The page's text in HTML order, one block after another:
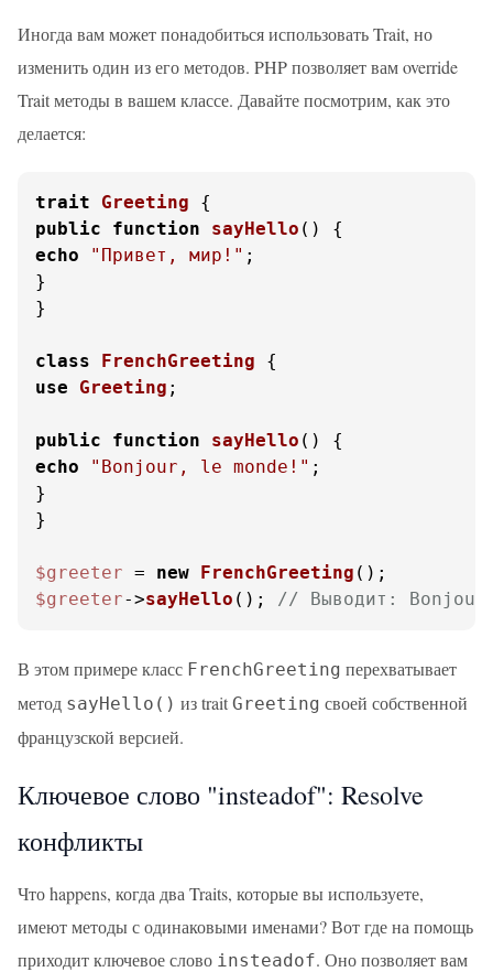
Иногда вам может понадобиться использовать Trait, но
изменить один из его методов. PHP позволяет вам override
Trait методы в вашем классе. Давайте посмотрим, как это
делается:
trait Greeting
public
function sayHello ( )
echo
"Привет, мир!" ;
}
}
class FrenchGreeting
use
Greeting ;
public function sayHello ( )
echo
"Bonjour, le monde!" ;
}
}
$greeter = new FrenchGreeting
$greeter->sayHello (); // Выводит:
В этом примере класс FrenchGreeting перехватывает
метод sayHello() из trait Greeting своей собственной
французской версией.
Ключевое слово "insteadof": Resolve
конфликты
Что happens, когда два Traits, которые вы используете,
имеют методы с одинаковыми именами? Вот где на помощь
приходит ключевое слово insteadof. Оно позволяет вам